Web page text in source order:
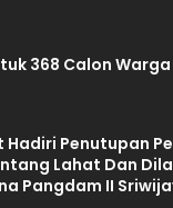
368 Calon
Hadiri Penutupan
Lahat Dan
Pangdam II